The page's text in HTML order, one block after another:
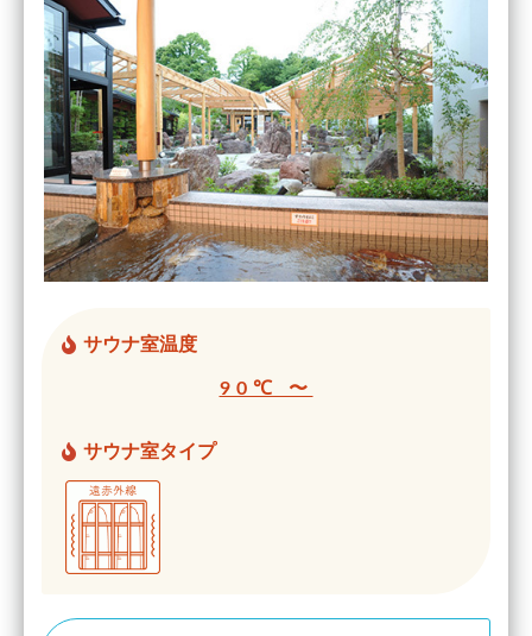
サウナ室温度
90℃ 〜
サウナ室タイプ